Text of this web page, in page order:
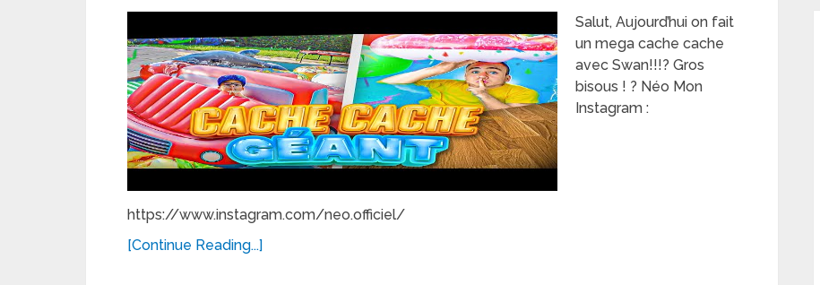
Salut, Aujourd’hui on fait
un mega cache cache
avec Swan!!!? Gros
bisous ! ? Néo Mon
Instagram :
https://www.instagram.com/neo.officiel/
[Continue Reading...]